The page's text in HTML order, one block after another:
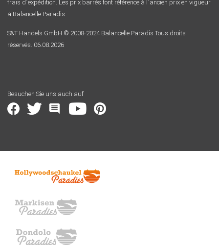
frais d´expédition. Les prix barrés font référence à l´ancien prix en vigueur
à Balancelle Paradis
S&T Handels GmbH © 2008-2024 Balancelle Paradis Tous droits
réservés. 06.08.2026
Besuchen Sie uns auch auf